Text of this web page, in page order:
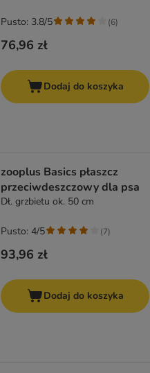
76,96 zł
Pusto: 3.8/5 (6)
Dodaj do koszyka
zooplus Basics płaszcz
przeciwdeszczowy dla psa
Dł. grzbietu ok. 50 cm
93,96 zł
Pusto: 4/5 (7)
Dodaj do koszyka